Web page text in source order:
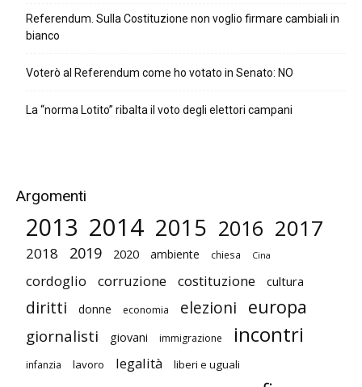
Referendum. Sulla Costituzione non voglio firmare cambiali in
bianco
Voterò al Referendum come ho votato in Senato: NO
La “norma Lotito” ribalta il voto degli elettori campani
Argomenti
2013 2014 2015 2016 2017
2018 2019 2020 ambiente chiesa Cina
cordoglio corruzione costituzione cultura
diritti donne economia elezioni europa
giornalisti giovani immigrazione incontri
infanzia lavoro legalità
liberi e uguali